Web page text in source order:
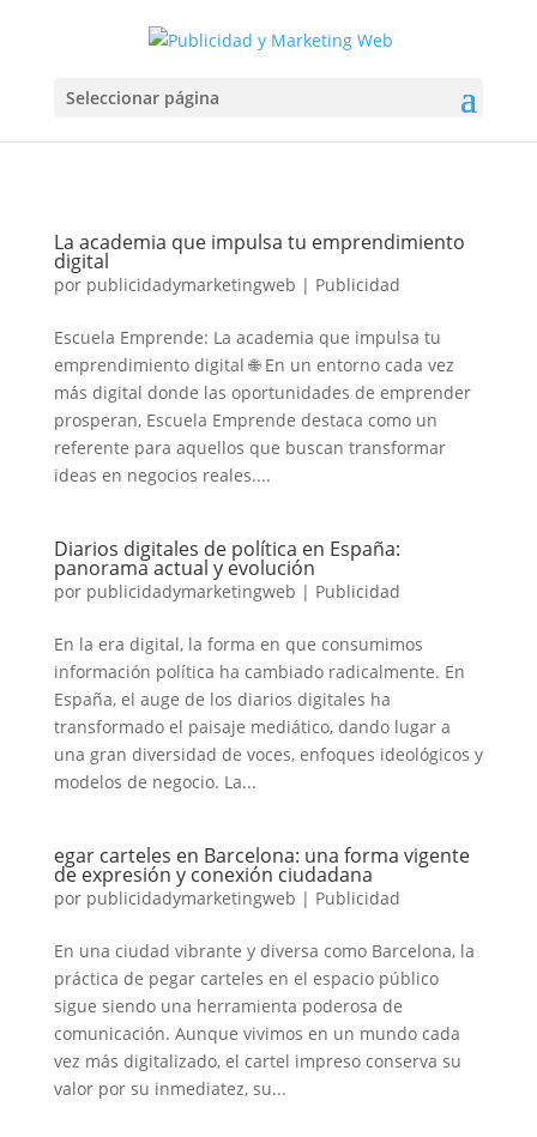
Seleccionar página
La academia que impulsa tu emprendimiento
digital
por publicidadymarketingweb | Publicidad
Escuela Emprende: La academia que impulsa tu
emprendimiento digital 🌐 En un entorno cada vez
más digital donde las oportunidades de emprender
prosperan, Escuela Emprende destaca como un
referente para aquellos que buscan transformar
ideas en negocios reales....
Diarios digitales de política en España:
panorama actual y evolución
por publicidadymarketingweb | Publicidad
En la era digital, la forma en que consumimos
información política ha cambiado radicalmente. En
España, el auge de los diarios digitales ha
transformado el paisaje mediático, dando lugar a
una gran diversidad de voces, enfoques ideológicos y
modelos de negocio. La...
egar carteles en Barcelona: una forma vigente
de expresión y conexión ciudadana
por publicidadymarketingweb | Publicidad
En una ciudad vibrante y diversa como Barcelona, la
práctica de pegar carteles en el espacio público
sigue siendo una herramienta poderosa de
comunicación. Aunque vivimos en un mundo cada
vez más digitalizado, el cartel impreso conserva su
valor por su inmediatez, su...